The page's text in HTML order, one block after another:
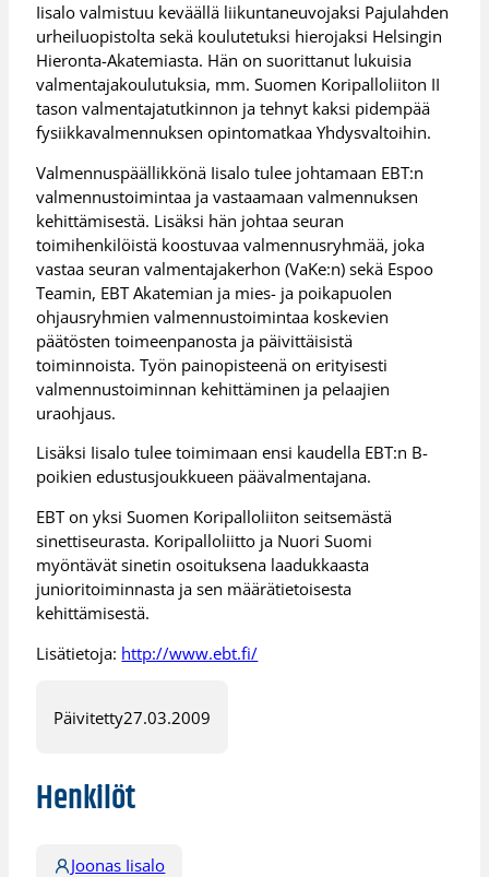
Iisalo valmistuu keväällä liikuntaneuvojaksi Pajulahden
urheiluopistolta sekä koulutetuksi hierojaksi Helsingin
Hieronta-Akatemiasta. Hän on suorittanut lukuisia
valmentajakoulutuksia, mm. Suomen Koripalloliiton II
tason valmentajatutkinnon ja tehnyt kaksi pidempää
fysiikkavalmennuksen opintomatkaa Yhdysvaltoihin.
Valmennuspäällikkönä Iisalo tulee johtamaan EBT:n
valmennustoimintaa ja vastaamaan valmennuksen
kehittämisestä. Lisäksi hän johtaa seuran
toimihenkilöistä koostuvaa valmennusryhmää, joka
vastaa seuran valmentajakerhon (VaKe:n) sekä Espoo
Teamin, EBT Akatemian ja mies- ja poikapuolen
ohjausryhmien valmennustoimintaa koskevien
päätösten toimeenpanosta ja päivittäisistä
toiminnoista. Työn painopisteenä on erityisesti
valmennustoiminnan kehittäminen ja pelaajien
uraohjaus.
Lisäksi Iisalo tulee toimimaan ensi kaudella EBT:n B-
poikien edustusjoukkueen päävalmentajana.
EBT on yksi Suomen Koripalloliiton seitsemästä
sinettiseurasta. Koripalloliitto ja Nuori Suomi
myöntävät sinetin osoituksena laadukkaasta
junioritoiminnasta ja sen määrätietoisesta
kehittämisestä.
Lisätietoja: http://www.ebt.fi/
Päivitetty27.03.2009
Henkilöt
Joonas Iisalo